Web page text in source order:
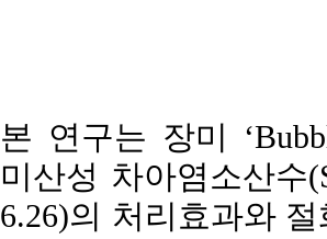
본 연구는 장미
미산성 차아염소산수
6.26)의 처리효과와